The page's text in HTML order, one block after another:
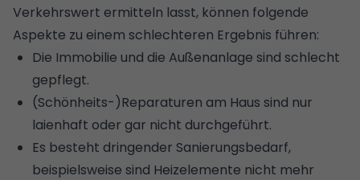
Verkehrswert ermitteln lasst, können folgende
Aspekte zu einem schlechteren Ergebnis führen:
Die Immobilie und die Außenanlage sind schlecht
gepflegt.
(Schönheits-)Reparaturen am Haus sind nur
laienhaft oder gar nicht durchgeführt.
Es besteht dringender Sanierungsbedarf,
beispielsweise sind Heizelemente nicht mehr